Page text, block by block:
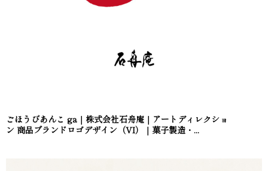
ごほうびあんこ ga｜株式会社石舟庵｜アートディレクショ
ン 商品ブランドロゴデザイン（VI）｜菓子製造・...